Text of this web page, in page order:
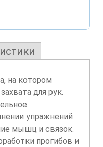
на котором
для рук.
упражнений
мышц и связок.
прогибов и